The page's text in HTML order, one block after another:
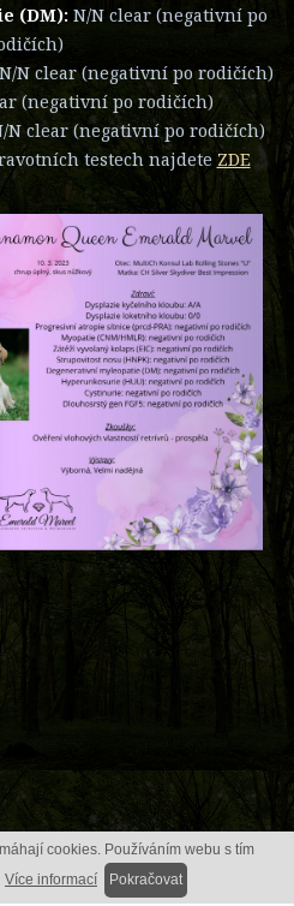
(DM): N/N clear (negativní po
N/N clear (negativní po rodičích)
(negativní po rodičích)
N clear (negativní po rodičích)
testech najdete ZDE
cookies. Používáním webu s tím
Více informací Pokračovat